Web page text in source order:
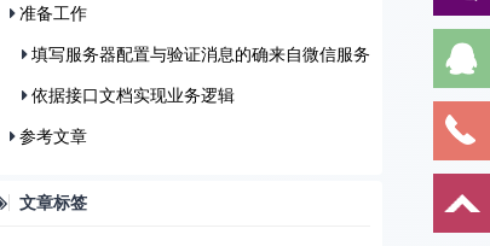
准备工作
填写服务器配置与验证消息的确来自微信服务器
依据接口文档实现业务逻辑
参考文章
文章标签